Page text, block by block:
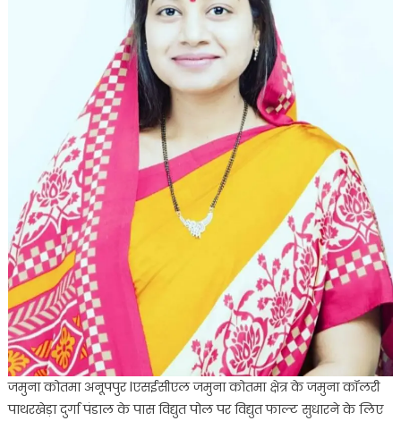
के
खिलाफ
दिए
जांच
कार्रवाई
आदेश
जमुना कोतमा अनूपपुर lएसईसीएल जमुना कोतमा क्षेत्र के जमुना कॉलरी
पाथरखेड़ा दुर्गा पंडाल के पास विद्युत पोल पर विद्युत फाल्ट सुधारने के लिए